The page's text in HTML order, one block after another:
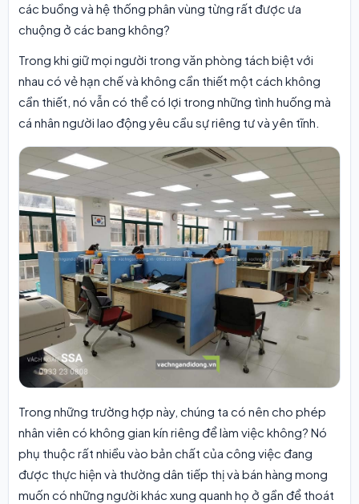
các buồng và hệ thống phân vùng từng rất được ưa
chuộng ở các bang không?
Trong khi giữ mọi người trong văn phòng tách biệt với
nhau có vẻ hạn chế và không cần thiết một cách không
cần thiết, nó vẫn có thể có lợi trong những tình huống mà
cá nhân người lao động yêu cầu sự riêng tư và yên tĩnh.
Trong những trường hợp này, chúng ta có nên cho phép
nhân viên có không gian kín riêng để làm việc không? Nó
phụ thuộc rất nhiều vào bản chất của công việc đang
được thực hiện và thường dân tiếp thị và bán hàng mong
muốn có những người khác xung quanh họ ở gần để thoát